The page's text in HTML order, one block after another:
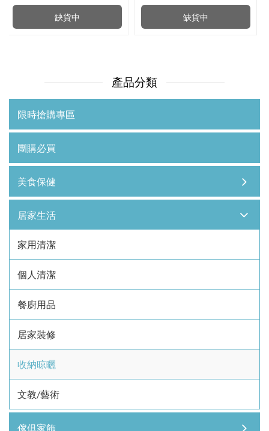
缺貨中 缺貨中
產品分類
限時搶購專區
團購必買
美食保健
居家生活
家用清潔
個人清潔
餐廚用品
居家裝修
收納晾曬
文教/藝術
傢俱家飾